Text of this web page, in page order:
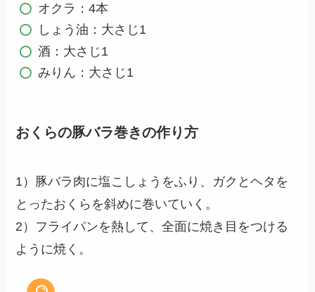
オクラ：4本
しょう油：大さじ1
酒：大さじ1
みりん：大さじ1
おくらの豚バラ巻きの作り方
1）豚バラ肉に塩こしょうをふり、ガクとヘタを
とったおくらを斜めに巻いていく。
2）フライパンを熱して、全面に焼き目をつける
ように焼く。